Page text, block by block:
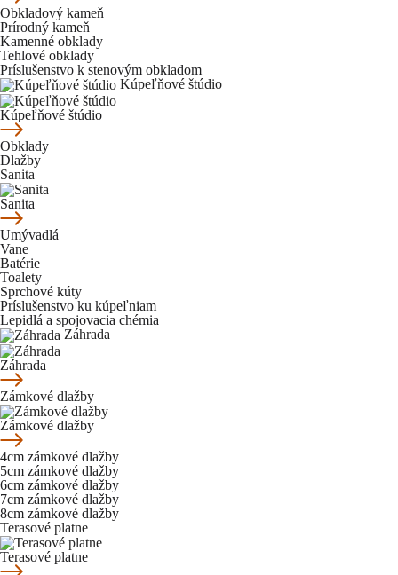
Obkladový kameň
Prírodný kameň
Kamenné obklady
Tehlové obklady
Príslušenstvo k stenovým obkladom
Kúpeľňové štúdio
Kúpeľňové štúdio
Obklady
Dlažby
Sanita
Sanita
Umývadlá
Vane
Batérie
Toalety
Sprchové kúty
Príslušenstvo ku kúpeľniam
Lepidlá a spojovacia chémia
Záhrada
Záhrada
Zámkové dlažby
Zámkové dlažby
4cm zámkové dlažby
5cm zámkové dlažby
6cm zámkové dlažby
7cm zámkové dlažby
8cm zámkové dlažby
Terasové platne
Terasové platne